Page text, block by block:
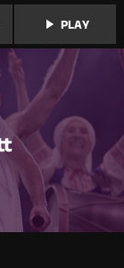
play_arrow PLAY